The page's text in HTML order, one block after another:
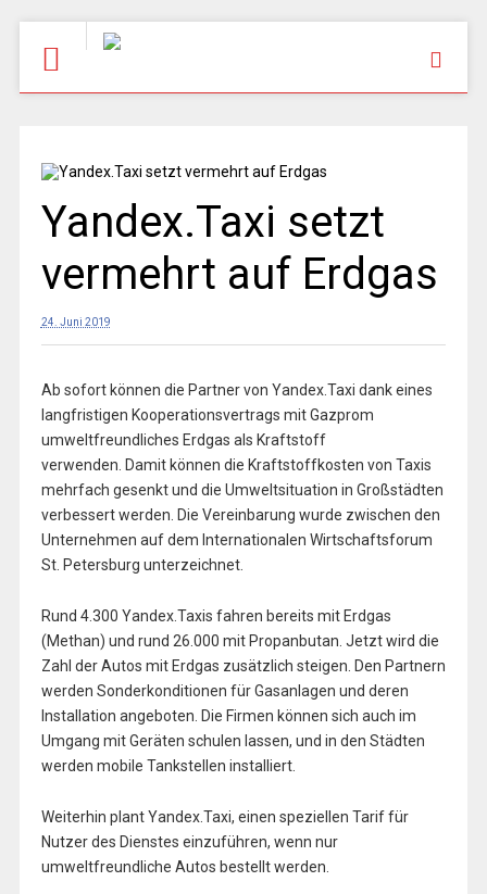
Yandex.Taxi setzt
vermehrt auf Erdgas
24. Juni 2019
Ab sofort können die Partner von Yandex.Taxi dank eines
langfristigen Kooperationsvertrags mit Gazprom
umweltfreundliches Erdgas als Kraftstoff
verwenden. Damit können die Kraftstoffkosten von Taxis
mehrfach gesenkt und die Umweltsituation in Großstädten
verbessert werden. Die Vereinbarung wurde zwischen den
Unternehmen auf dem Internationalen Wirtschaftsforum
St. Petersburg unterzeichnet.
Rund 4.300 Yandex.Taxis fahren bereits mit Erdgas
(Methan) und rund 26.000 mit Propanbutan. Jetzt wird die
Zahl der Autos mit Erdgas zusätzlich steigen. Den Partnern
werden Sonderkonditionen für Gasanlagen und deren
Installation angeboten. Die Firmen können sich auch im
Umgang mit Geräten schulen lassen, und in den Städten
werden mobile Tankstellen installiert.
Weiterhin plant Yandex.Taxi, einen speziellen Tarif für
Nutzer des Dienstes einzuführen, wenn nur
umweltfreundliche Autos bestellt werden.